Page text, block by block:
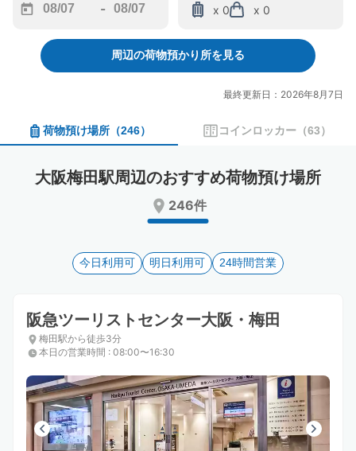
forward
interact
calendar
and
a
date.
the
keyboard
shortcuts
for
changing
dates.
-
backward
to
interact
and
a
date.
mark
key
the
keyboard
shortcuts
for
changing
dates.
x 0 x 0
周辺の荷物預かり所を見る
最終更新日：2026年8月7日
荷物預け場所 （246） コインロッカー （63）
大阪梅田駅周辺のおすすめ荷物預け場所
246件
今日利用可 明日利用可 24時間営業
阪急ツーリストセンター大阪・梅田
梅田駅から徒歩3分
本日の営業時間 : 08:00〜16:30